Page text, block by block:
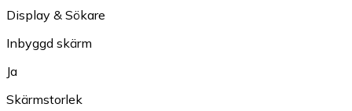
Display & Sökare
Inbyggd skärm
Ja
Skärmstorlek